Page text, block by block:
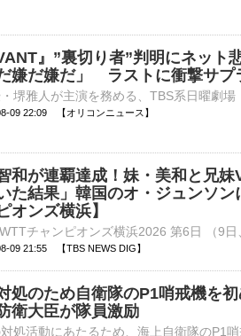
』”裏切り者”判明にネット
だ嫌だ嫌だ」 ラストに衝撃サプ
09 22:09 【オリコンニュース】
和が連覇達成！妹・美和と兄
た結果」韓国のオ・ジュンソ
オンズ横浜】
09 21:55 【TBS NEWS DIG】
処のため自衛隊のP1哨戒機を
衛大臣が隊員激励